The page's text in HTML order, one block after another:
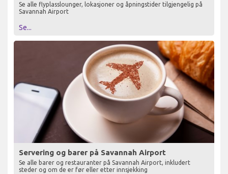
Se alle flyplasslounger, lokasjoner og åpningstider tilgjengelig på
Savannah Airport
Se...
Servering og barer på Savannah Airport
Se alle barer og restauranter på Savannah Airport, inkludert
steder og om de er før eller etter innsjekking